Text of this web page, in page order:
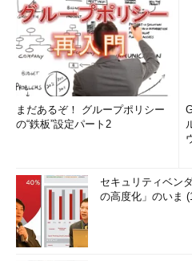
まだあるぞ！ グループポリシー
の“鉄板”設定パート2
セキュリティベン
の高度化」のいま